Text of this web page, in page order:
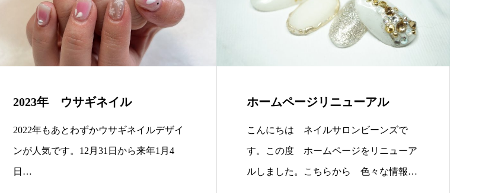
2023年 ウサギネイル
2022年もあとわずかウサギネイルデザイ
ンが人気です。12月31日から来年1月4
日…
ホームページリニューアル
こんにちは ネイルサロンビーンズで
す。この度 ホームページをリニューア
ルしました。こちらから 色々な情報を